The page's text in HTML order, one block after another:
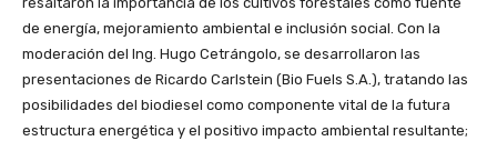
de energía, mejoramiento ambiental e inclusión social. Con la
moderación del Ing. Hugo Cetrángolo, se desarrollaron las
presentaciones de Ricardo Carlstein (Bio Fuels S.A.), tratando las
posibilidades del biodiesel como componente vital de la futura
estructura energética y el positivo impacto ambiental resultante;